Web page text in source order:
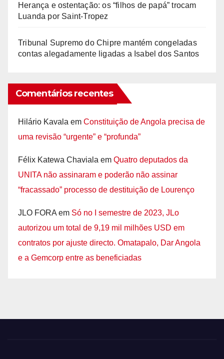
Herança e ostentação: os “filhos de papá” trocam
Luanda por Saint-Tropez
Tribunal Supremo do Chipre mantém congeladas
contas alegadamente ligadas a Isabel dos Santos
Comentários recentes
Hilário Kavala em Constituição de Angola precisa de
uma revisão “urgente” e “profunda”
Félix Katewa Chaviala em Quatro deputados da
UNITA não assinaram e poderão não assinar
“fracassado” processo de destituição de Lourenço
JLO FORA em Só no I semestre de 2023, JLo
autorizou um total de 9,19 mil milhões USD em
contratos por ajuste directo. Omatapalo, Dar Angola
e a Gemcorp entre as beneficiadas